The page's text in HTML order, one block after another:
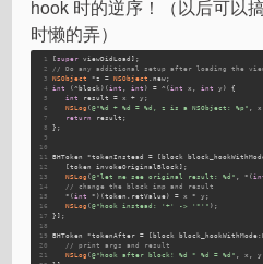
hook 时的逆序！（以后可以
时懒的弄）
1
2
3
4
5
6
7
8
9
10
11
12
13
14
15
16
17
18
19
20
21
[super viewDidLoad];
// Do any additional setup after loading the
NSObject
*z = NSObject
.new;
int
(^block)(int , int ) = ^(int x, int
y) {
int
result = x + y;
NSLog (@"%d + %d = %d, z is a NSObject: %p"
,
return
result;
};
BHToken *tokenInstead = [block
   [token invokeOriginalBlock];
NSLog (@"let me see original result: %d" , *(
// change the block imp and result
   *(
int
*)(token.retValue) = x * y;
NSLog (@"hook instead: '+' -> '*'" );
}];
BHToken *tokenAfter = [block
// print args and result
NSLog (@"hook after block! %d * %d = %d" , x,